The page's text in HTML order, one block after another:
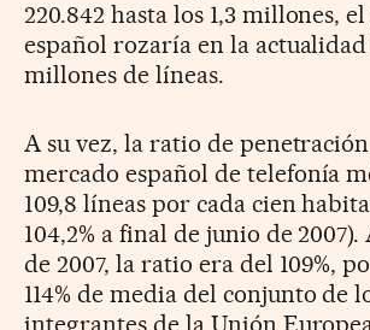
220.842 hasta los 1,3 millones,
español rozaría en la actualidad
millones de líneas.
A su vez, la ratio de
mercado español de telefonía
109,8 líneas por cada cien
104,2% a final de junio de
de 2007, la ratio era del 109%,
114% de media del conjunto de
integrantes de la Unión